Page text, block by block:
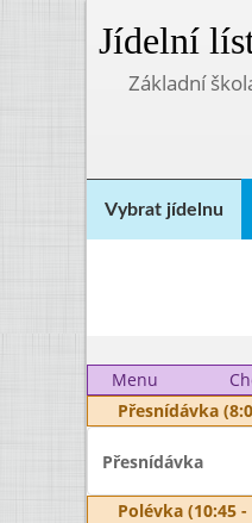
Jídelní
Základní
Vybrat jídelnu
Menu
Přesnídávka
Přesnídávka
Polévka (10:45 -